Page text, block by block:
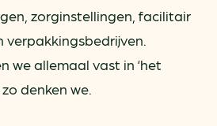
zorginstellingen, facilitair
verpakkingsbedrijven.
we allemaal vast in ‘het
denken we.